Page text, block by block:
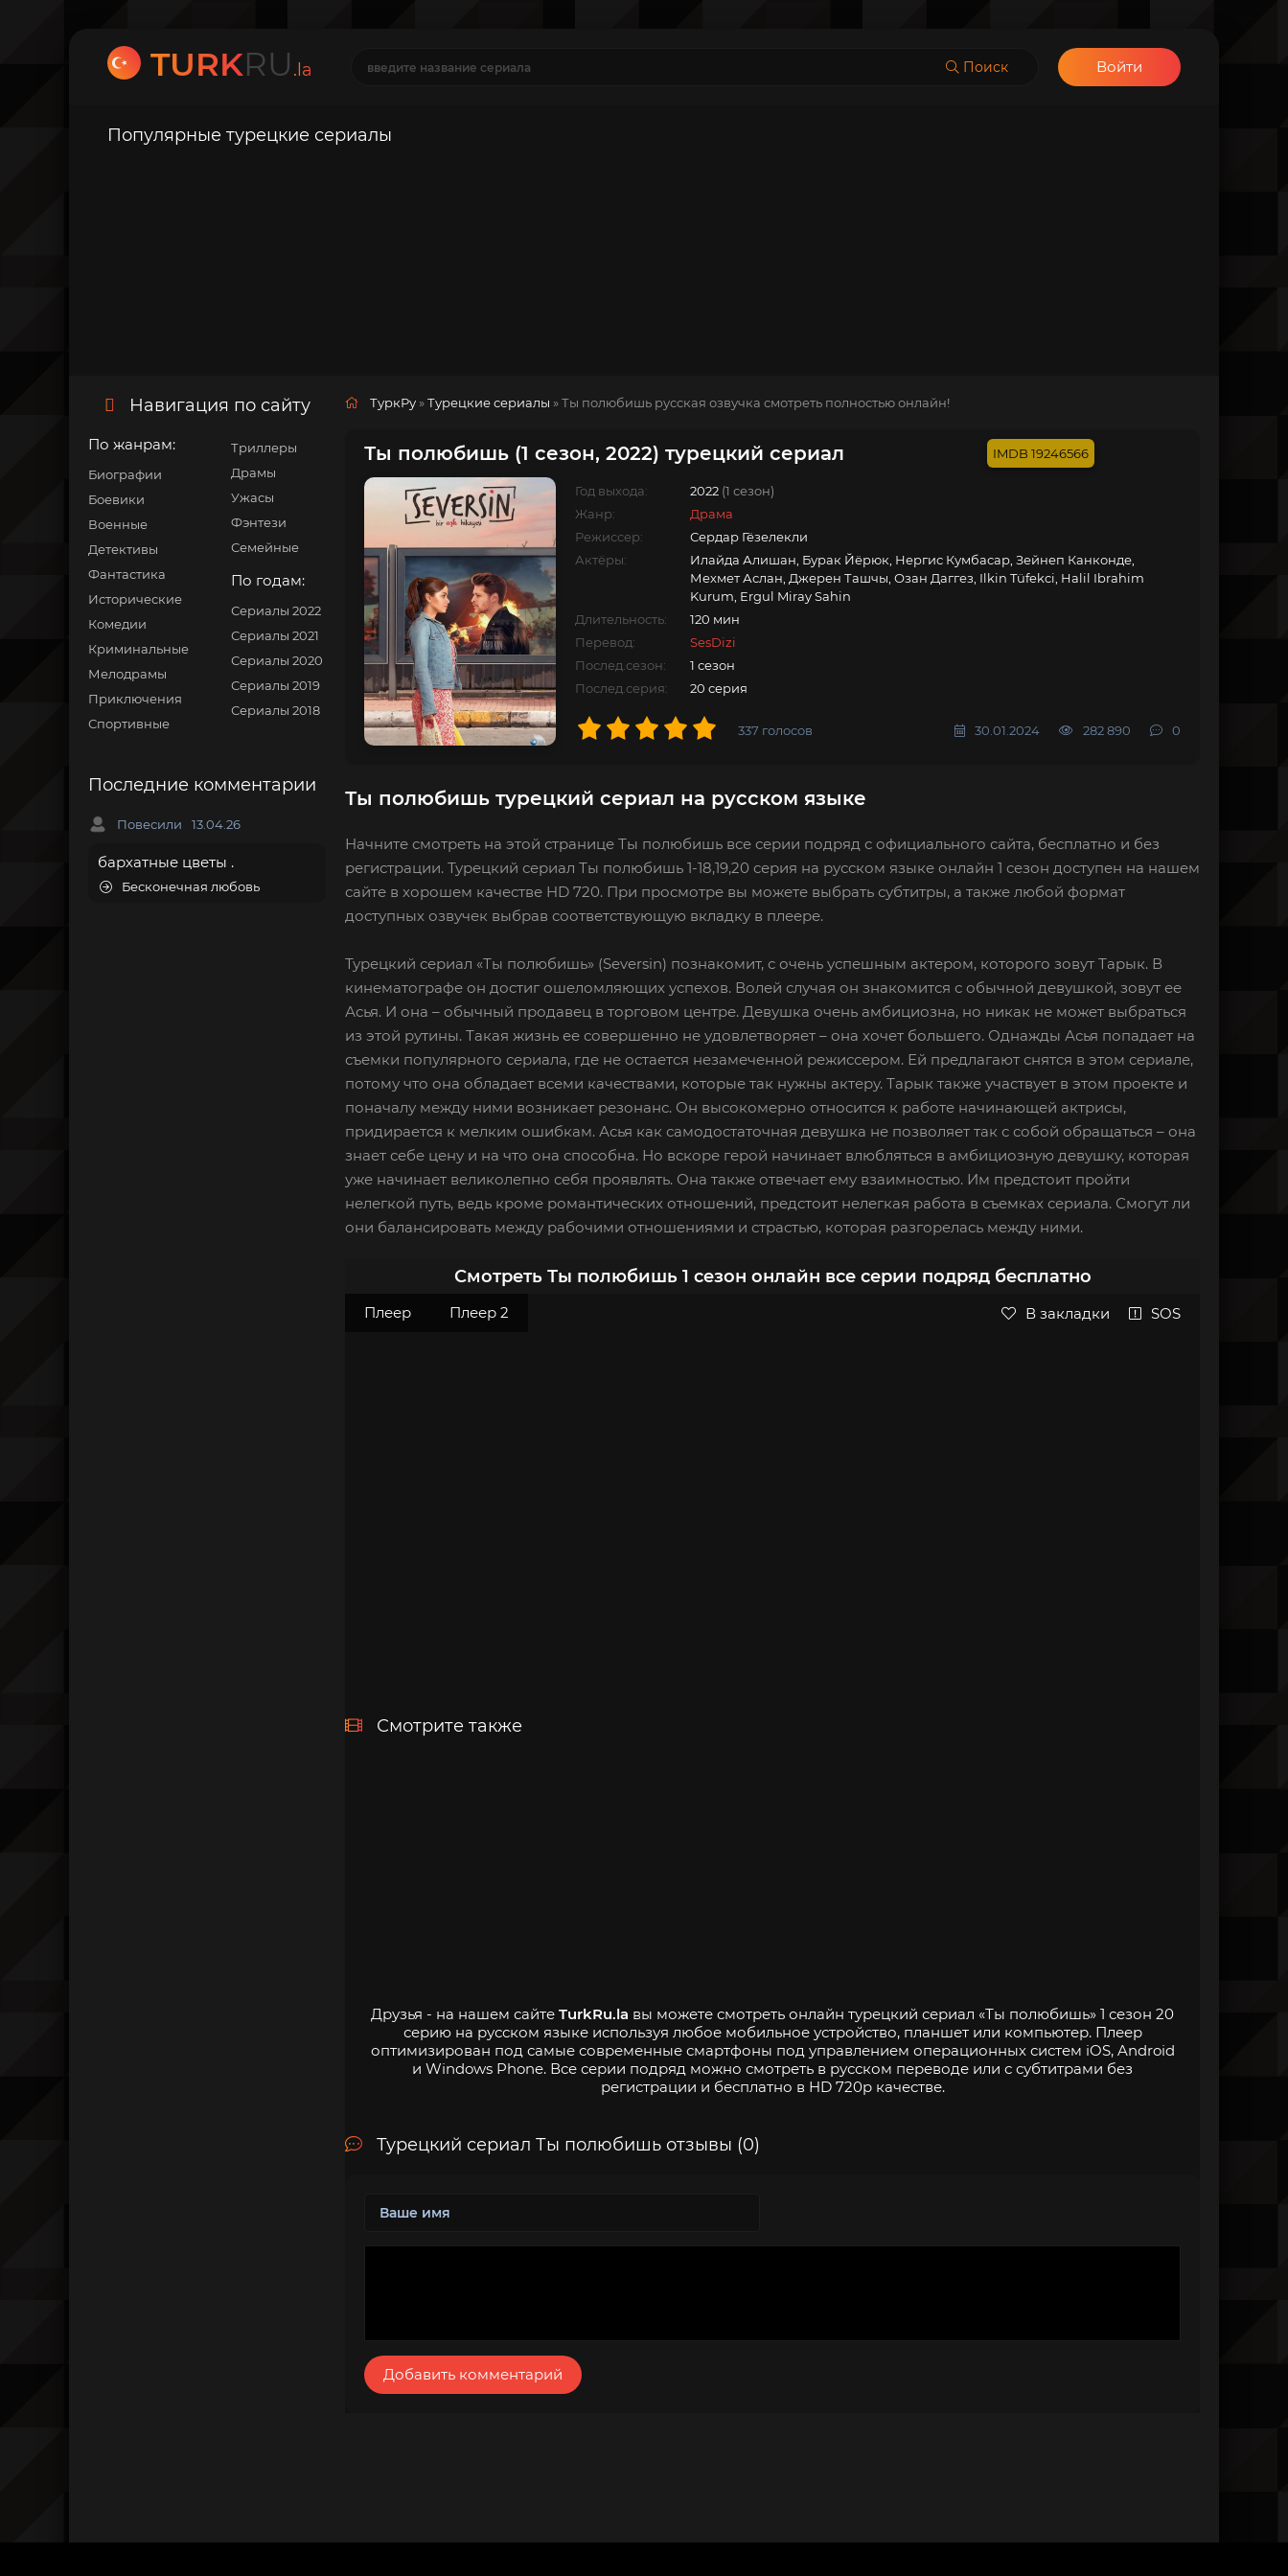
TURKRU .la Поиск Войти
Популярные турецкие сериалы
Навигация по сайту
По жанрам:
Биографии
Боевики
Военные
Детективы
Фантастика
Исторические
Комедии
Криминальные
Мелодрамы
Приключения
Спортивные
Триллеры
Драмы
Ужасы
Фэнтези
Семейные
По годам:
Сериалы 2022
Сериалы 2021
Сериалы 2020
Сериалы 2019
Сериалы 2018
Последние комментарии
Повесили 13.04.26
бархатные цветы .
Бесконечная любовь
ТуркРу »Турецкие сериалы » Ты полюбишь русская озвучка смотреть полностью онлайн!
Ты полюбишь (1 сезон, 2022) турецкий сериал 19246566
Год выхода: 2022 (1 сезон)
Жанр:
Драма
Режиссер:
Сердар Гёзелекли
Актёры:
Илайда Алишан, Бурак Йёрюк, Нергис Кумбасар, Зейнеп Канконде,
Мехмет Аслан, Джерен Ташчы, Озан Даггез, Ilkin Tüfekci, Halil Ibrahim
Kurum, Ergul Miray Sahin
Длительность:
120 мин
Перевод:
SesDizi
Послед.сезон:
1 сезон
Послед.серия:
20 серия
337 голосов 30.01.2024 282 890 0
Ты полюбишь турецкий сериал на русском языке
Начните смотреть на этой странице Ты полюбишь все серии подряд с официального сайта, бесплатно и без
регистрации. Турецкий сериал Ты полюбишь 1-18,19,20 серия на русском языке онлайн 1 сезон доступен на нашем
сайте в хорошем качестве HD 720. При просмотре вы можете выбрать субтитры, а также любой формат
доступных озвучек выбрав соответствующую вкладку в плеере.
Турецкий сериал «Ты полюбишь» (Seversin) познакомит, с очень успешным актером, которого зовут Тарык. В
кинематографе он достиг ошеломляющих успехов. Волей случая он знакомится с обычной девушкой, зовут ее
Асья. И она – обычный продавец в торговом центре. Девушка очень амбициозна, но никак не может выбраться
из этой рутины. Такая жизнь ее совершенно не удовлетворяет – она хочет большего. Однажды Асья попадает на
съемки популярного сериала, где не остается незамеченной режиссером. Ей предлагают снятся в этом сериале,
потому что она обладает всеми качествами, которые так нужны актеру. Тарык также участвует в этом проекте и
поначалу между ними возникает резонанс. Он высокомерно относится к работе начинающей актрисы,
придирается к мелким ошибкам. Асья как самодостаточная девушка не позволяет так с собой обращаться – она
знает себе цену и на что она способна. Но вскоре герой начинает влюбляться в амбициозную девушку, которая
уже начинает великолепно себя проявлять. Она также отвечает ему взаимностью. Им предстоит пройти
нелегкой путь, ведь кроме романтических отношений, предстоит нелегкая работа в съемках сериала. Смогут ли
они балансировать между рабочими отношениями и страстью, которая разгорелась между ними.
Смотреть Ты полюбишь 1 сезон онлайн все серии подряд бесплатно
Плеер Плеер 2 В закладки SOS
Смотрите также
Друзья - на нашем сайте TurkRu.la вы можете смотреть онлайн турецкий сериал «Ты полюбишь» 1 сезон 20
серию на русском языке используя любое мобильное устройство, планшет или компьютер. Плеер
оптимизирован под самые современные смартфоны под управлением операционных систем iOS, Android
и Windows Phone. Все серии подряд можно смотреть в русском переводе или с субтитрами без
регистрации и бесплатно в HD 720p качестве.
Турецкий сериал Ты полюбишь отзывы (0)
Добавить комментарий